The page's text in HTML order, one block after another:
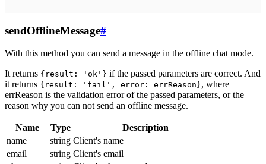
sendOfflineMessage#
With this method you can send a message in the offline chat mode.
It returns {result: 'ok'} if the passed parameters are correct. And
it returns {result: 'fail', error: errReason}, where
errReason is the validation error of the passed parameters, or the
reason why you can not send an offline message.
Name Type
Description
name
string Client's name
email
string Client's email